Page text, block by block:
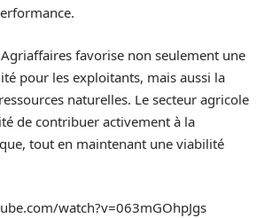
favorise non seulement une
pour les exploitants, mais aussi la
naturelles. Le secteur agricole
de contribuer activement à la
tout en maintenant une viabilité
watch?v=063mGOhpJgs